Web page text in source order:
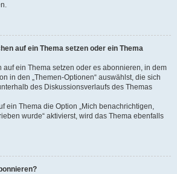
auf ein Thema setzen oder ein Thema
auf ein Thema setzen oder es abonnieren, in dem
in den „Themen-Optionen“ auswählst, die sich
des Diskussionsverlaufs des Themas
ein Thema die Option „Mich benachrichtigen,
wurde“ aktivierst, wird das Thema ebenfalls